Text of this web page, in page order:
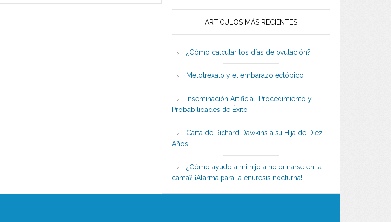
ARTÍCULOS MÁS RECIENTES
¿Cómo calcular los días de ovulación?
Metotrexato y el embarazo ectópico
Inseminación Artificial: Procedimiento y
Probabilidades de Éxito
Carta de Richard Dawkins a su Hija de Diez
Años
¿Cómo ayudo a mi hijo a no orinarse en la
cama? ¡Alarma para la enuresis nocturna!